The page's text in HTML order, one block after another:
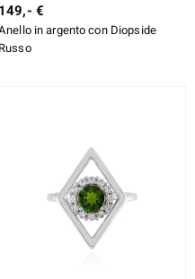
149,- €
in argento con Diopside
Russo